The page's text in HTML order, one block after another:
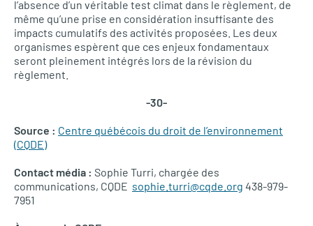
l’absence d’un véritable test climat dans le règlement, de
même qu’une prise en considération insuffisante des
impacts cumulatifs des activités proposées. Les deux
organismes espèrent que ces enjeux fondamentaux
seront pleinement intégrés lors de la révision du
règlement.
-30-
Source : Centre québécois du droit de l’environnement
(CQDE)
Contact média : Sophie Turri, chargée des
communications, CQDE sophie.turri@cqde.org 438-979-
7951